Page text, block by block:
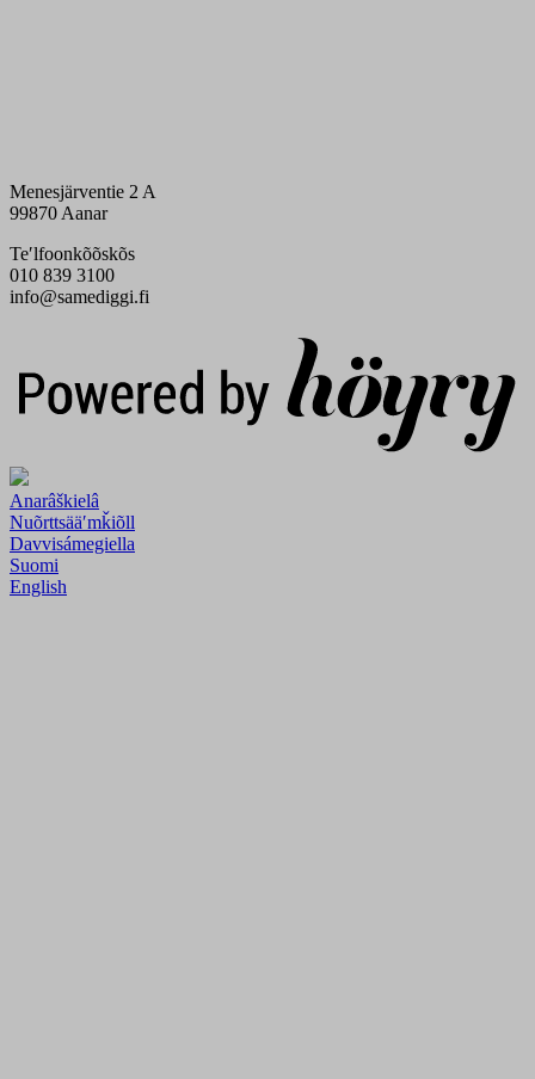
Menesjärventie 2 A
99870 Aanar
Teʹlfoonkõõskõs
010 839 3100
info@samediggi.fi
Anarâškielâ
Nuõrttsääʹmǩiõll
Davvisámegiella
Suomi
English